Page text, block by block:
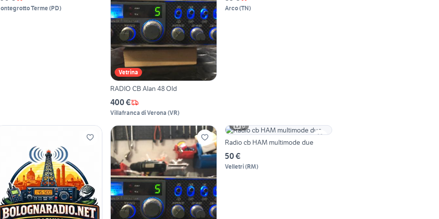
Terme(PD)
Vetrina
RADIO CB Alan 48 Old
400 €
Villafranca di Verona (VR)
Arco(TN)
6
Radio cb HAM multimode due
50 €
Velletri(RM)